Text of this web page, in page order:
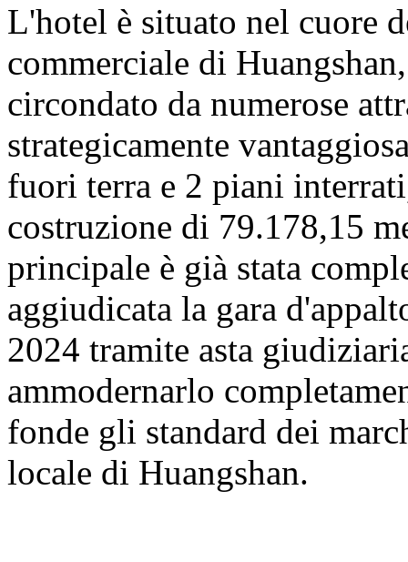
L'hotel è situato nel cuore
commerciale di
circondato da numerose
strategicamente
fuori terra e 2 piani
costruzione di 79.178,15
principale è già stata
aggiudicata la gara
2024 tramite asta
ammodernarlo
fonde gli standard dei
locale di Huangshan.